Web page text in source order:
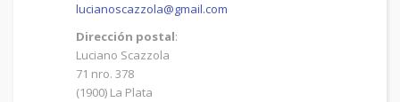
lucianoscazzola@gmail.com
Dirección postal:
Luciano Scazzola
71 nro. 378
(1900) La Plata